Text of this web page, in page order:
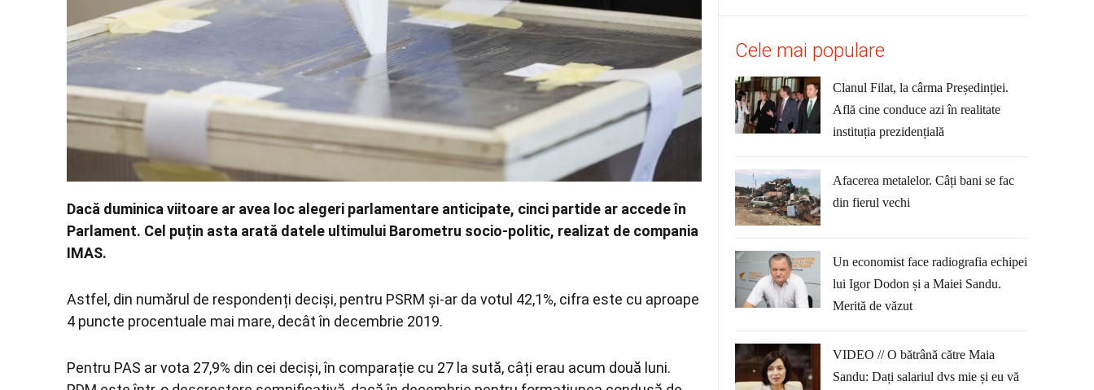
Dacă duminica viitoare ar avea loc alegeri parlamentare anticipate, cinci partide ar accede în
Parlament. Cel puțin asta arată datele ultimului Barometru socio-politic, realizat de compania
IMAS.
Astfel, din numărul de respondenți deciși, pentru PSRM și-ar da votul 42,1%, cifra este cu aproape
4 puncte procentuale mai mare, decât în decembrie 2019.
Pentru PAS ar vota 27,9% din cei deciși, în comparație cu 27 la sută, câți erau acum două luni.
Cele mai populare
Clanul Filat, la cârma Președinției.
Află cine conduce azi în realitate
instituția prezidențială
Afacerea metalelor. Câți bani se fac
din fierul vechi
Un economist face radiografia echipei
lui Igor Dodon și a Maiei Sandu.
Merită de văzut
VIDEO // O bătrână către Maia
Sandu: Dați salariul dvs mie și eu vă